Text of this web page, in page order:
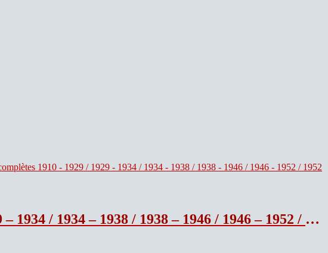
1946 – 1952 / 1952 – 1957 / 1957 – 1965 vol 8 Les dernieres Oeuvres.